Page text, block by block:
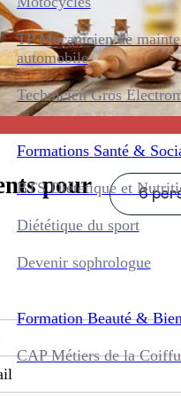
TP Mécanicien de
automobile
Technicien Gros
Formations Santé &
BTS Diététique et
Diététique du sport
Devenir sophrologue
Formation Beauté &
CAP Métiers de la
pour 6